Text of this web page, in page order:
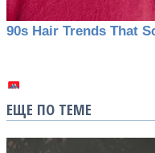
ЕЩЕ ПО ТЕМЕ